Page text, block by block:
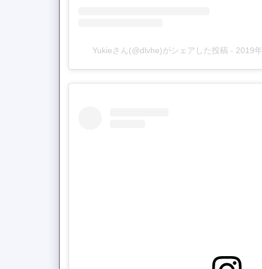
Yukieさん(@dlvhe)がシェアした投稿 - 2019